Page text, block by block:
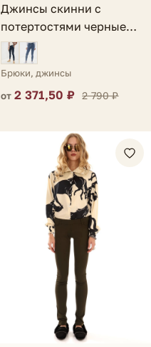
Джинсы скинни с
потертостями черные
Caulonia
Брюки, джинсы
от 2 371,50 ₽ 2 790 ₽